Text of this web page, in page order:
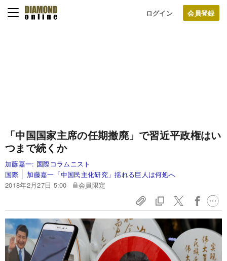
ログイン
「中国国家主席の任期撤廃」で習近平政権はい
つまで続くか
加藤嘉一: 国際コラムニスト
国際
加藤嘉一「中国民主化研究」揺れる巨人は何処へ
2018年2月27日 5:00
会員限定